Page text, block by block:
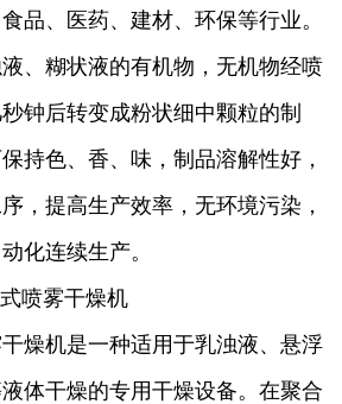
品、医药、建材、环保等行业。
、糊状液的有机物，无机物经喷
钟后转变成粉状细中颗粒的制
持色、香、味，制品溶解性好，
，提高生产效率，无环境污染，
化连续生产。
喷雾干燥机
燥机是一种适用于乳浊液、悬浮
体干燥的专用干燥设备。在聚合